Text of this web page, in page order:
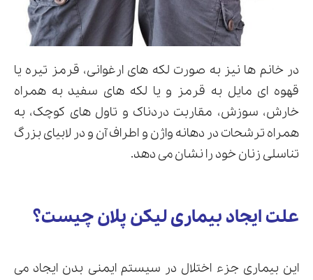
در خانم ها نیز به صورت لکه های ارغوانی، قرمز تیره یا
قهوه ای مایل به قرمز و یا لکه های سفید به همراه
خارش، سوزش، مقاربت دردناک و تاول های کوچک، به
همراه ترشحات در دهانه واژن و اطراف آن و در لابیای بزرگ
تناسلی زنان خود را نشان می دهد.
علت ایجاد بیماری لیکن پلان چیست؟
این بیماری جزء اختلال در سیستم ایمنی بدن ایجاد می